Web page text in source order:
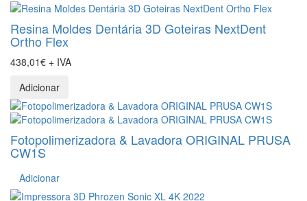
Resina Moldes Dentária 3D Goteiras NextDent
Ortho Flex
438,01€ + IVA
Adicionar
Fotopolimerizadora & Lavadora ORIGINAL PRUSA
CW1S
Adicionar